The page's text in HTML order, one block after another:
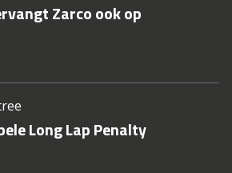
Zarco ook op
Long Lap Penalty